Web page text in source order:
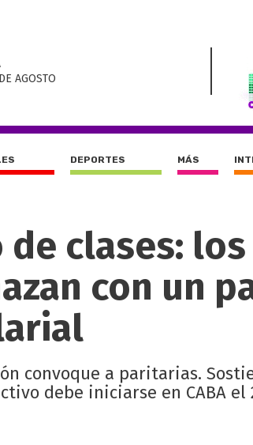
AGOSTO
DEPORTES MÁS
clases:
con un
convoque a paritarias.
debe iniciarse en CABA